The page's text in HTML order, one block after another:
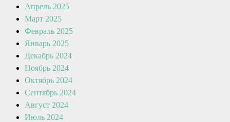
Апрель 2025
Март 2025
Февраль 2025
Январь 2025
Декабрь 2024
Ноябрь 2024
Октябрь 2024
Сентябрь 2024
Август 2024
Июль 2024